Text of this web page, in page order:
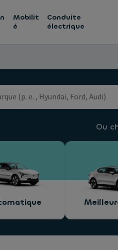
Mobilit
é
Conduite
électrique
Ou